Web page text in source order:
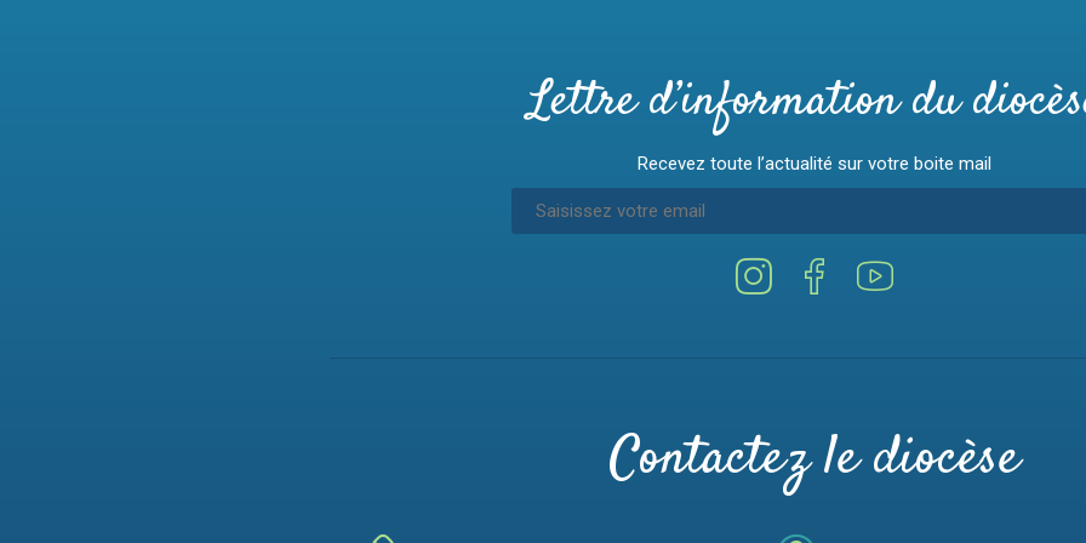
Lettre d’information du
Recevez toute l’actualité sur votre boite mail
Contactez le diocèse